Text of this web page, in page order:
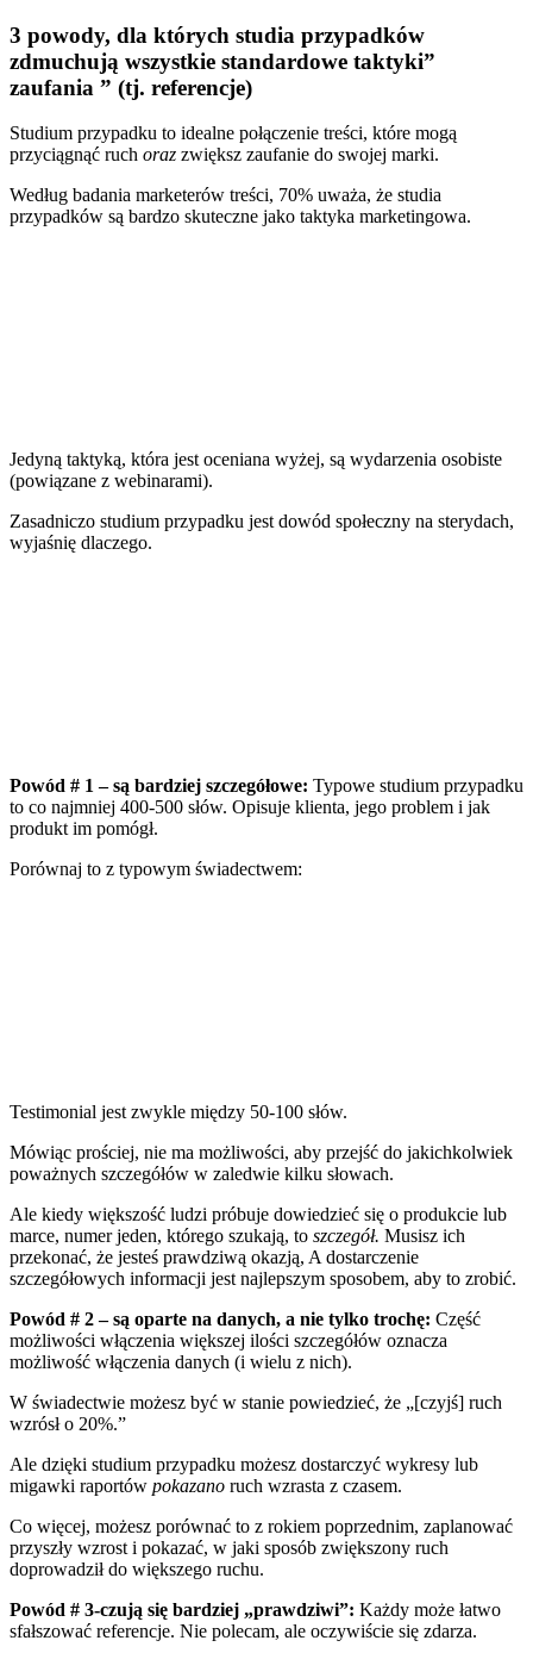
3 powody, dla których studia przypadków
zdmuchują wszystkie standardowe taktyki”
zaufania ” (tj. referencje)
Studium przypadku to idealne połączenie treści, które mogą
przyciągnąć ruch oraz zwiększ zaufanie do swojej marki.
Według badania marketerów treści, 70% uważa, że studia
przypadków są bardzo skuteczne jako taktyka marketingowa.
Jedyną taktyką, która jest oceniana wyżej, są wydarzenia osobiste
(powiązane z webinarami).
Zasadniczo studium przypadku jestdowód społeczny na sterydach,
wyjaśnię dlaczego.
Powód # 1 – są bardziej szczegółowe: Typowe studium przypadku
to co najmniej 400-500 słów. Opisuje klienta, jego problem i jak
produkt im pomógł.
Porównaj to z typowym świadectwem:
Testimonial jest zwykle między 50-100 słów.
Mówiąc prościej, nie ma możliwości, aby przejść do jakichkolwiek
poważnych szczegółów w zaledwie kilku słowach.
Ale kiedy większość ludzi próbuje dowiedzieć się o produkcie lub
marce, numer jeden, którego szukają, to szczegół. Musisz ich
przekonać, że jesteś prawdziwą okazją, A dostarczenie
szczegółowych informacji jest najlepszym sposobem, aby to zrobić.
Powód # 2 – są oparte na danych, a nie tylko trochę: Część
możliwości włączenia większej ilości szczegółów oznacza
możliwość włączenia danych (i wielu z nich).
W świadectwie możesz być w stanie powiedzieć, że „[czyjś] ruch
wzrósł o 20%.”
Ale dzięki studium przypadku możesz dostarczyć wykresy lub
migawki raportów pokazano ruch wzrasta z czasem.
Co więcej, możesz porównać to z rokiem poprzednim, zaplanować
przyszły wzrost i pokazać, w jaki sposób zwiększony ruch
doprowadził do większego ruchu.
Powód # 3-czują się bardziej „prawdziwi”: Każdy może łatwo
sfałszować referencje. Nie polecam, ale oczywiście się zdarza.